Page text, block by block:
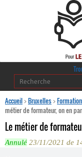
Accueil>Bruxelles>
métier de formateur, on en
Le métier de
Annulé 23/11/2021 de